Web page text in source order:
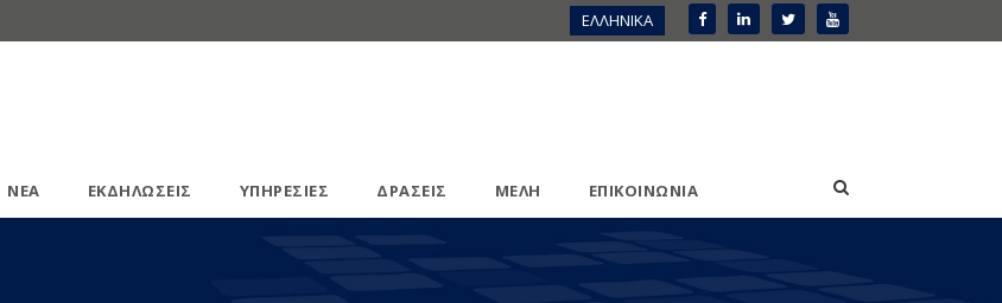
ΕΛΛΗΝΙΚΑ
ΝΕΑ ΕΚΔΗΛΩΣΕΙΣ ΥΠΗΡΕΣΙΕΣ ΔΡΑΣΕΙΣ ΜΕΛΗ ΕΠΙΚΟΙΝΩΝΙΑ